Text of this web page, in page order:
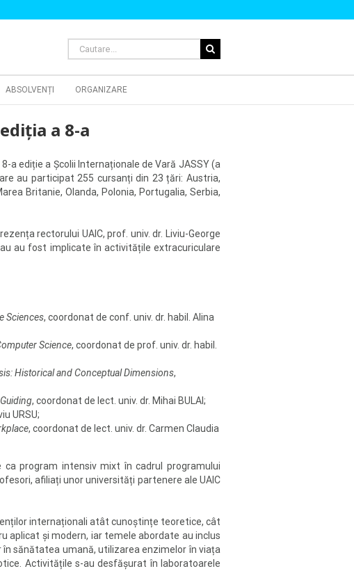
Cautare...
ABSOLVENȚI ORGANIZARE
a 8-a
a ediție a Școlii Internaționale de Vară JASSY (a
au participat 255 cursanți din 23 țări: Austria,
Britanie, Olanda, Polonia, Portugalia, Serbia,
rectorului UAIC, prof. univ. dr. Liviu-George
au fost implicate în activitățile extracuriculare
Sciences, coordonat de conf. univ. dr. habil. Alina
Science, coordonat de prof. univ. dr. habil.
Historical and Conceptual Dimensions,
, coordonat de lect. univ. dr. Mihai BULAI;
URSU;
, coordonat de lect. univ. dr. Carmen Claudia
program intensiv mixt în cadrul programului
afiliați unor universități partenere ale UAIC
internaționali atât cunoștințe teoretice, cât
aplicat și modern, iar temele abordate au inclus
sănătatea umană, utilizarea enzimelor în viața
Activitățile s-au desfășurat în laboratoarele